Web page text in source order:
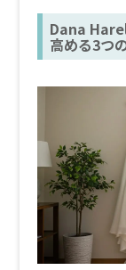
Dana
高める3つ